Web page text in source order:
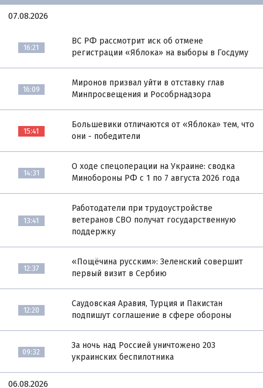
07.08.2026
16:21
ВС РФ рассмотрит иск об отмене
регистрации «Яблока» на выборы в Госдуму
16:09
Миронов призвал уйти в отставку глав
Минпросвещения и Рособрнадзора
15:41
Большевики отличаются от «Яблока» тем, что
они - победители
14:31
О ходе спецоперации на Украине: сводка
Минобороны РФ с 1 по 7 августа 2026 года
13:41
Работодатели при трудоустройстве
ветеранов СВО получат государственную
поддержку
12:37
«Пощёчина русским»: Зеленский совершит
первый визит в Сербию
12:20
Саудовская Аравия, Турция и Пакистан
подпишут соглашение в сфере обороны
09:32
За ночь над Россией уничтожено 203
украинских беспилотника
06.08.2026